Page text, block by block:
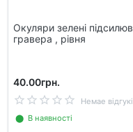
Окуляри зелені
гравера , рівня
40.00грн.
Немае
⬤ В наявності